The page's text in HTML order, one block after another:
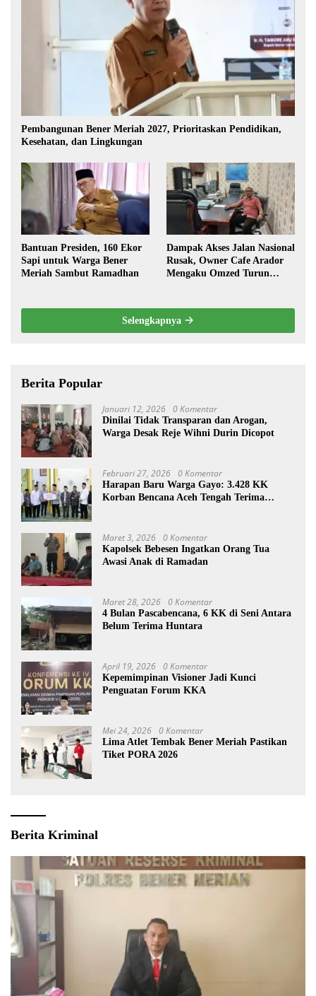
Pembangunan Bener Meriah 2027, Prioritaskan Pendidikan,
Kesehatan, dan Lingkungan
Bantuan Presiden, 160 Ekor
Sapi untuk Warga Bener
Meriah Sambut Ramadhan
Dampak Akses Jalan Nasional
Rusak, Owner Cafe Arador
Mengaku Omzed Turun
Selengkapnya
Berita Popular
Januari 12, 2026 0 Komentar
Dinilai Tidak Transparan dan Arogan,
Warga Desak Reje Wihni Durin Dicopot
Februari 27, 2026 0 Komentar
Harapan Baru Warga Gayo: 3.428 KK
Korban Bencana Aceh Tengah Terima
Maret 3, 2026 0 Komentar
Kapolsek Bebesen Ingatkan Orang Tua
Awasi Anak di Ramadan
Maret 28, 2026 0 Komentar
4 Bulan Pascabencana, 6 KK di Seni Antara
Belum Terima Huntara
April 19, 2026 0 Komentar
Kepemimpinan Visioner Jadi Kunci
Penguatan Forum KKA
Mei 24, 2026 0 Komentar
Lima Atlet Tembak Bener Meriah Pastikan
Tiket PORA 2026
Berita Kriminal